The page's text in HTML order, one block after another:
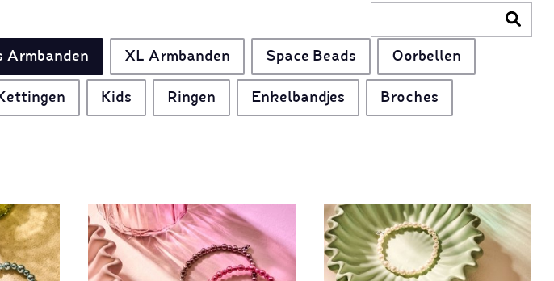
Armbanden XL Armbanden Space Beads Oorbellen
Kids Ringen Enkelbandjes Broches